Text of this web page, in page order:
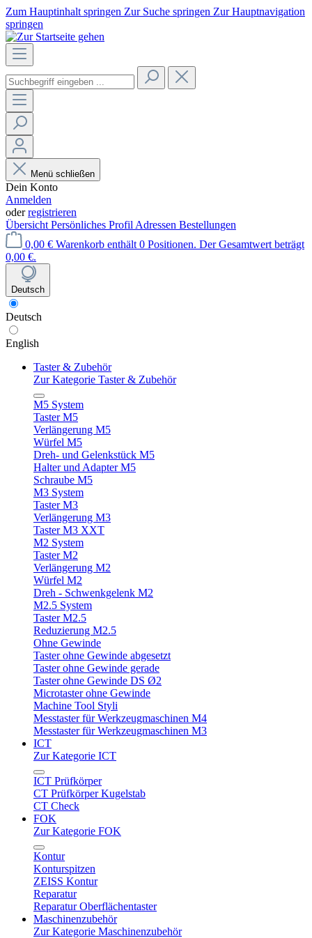
Zum Hauptinhalt springen Zur Suche springen Zur Hauptnavigation
springen
Menü schließen
Dein Konto
Anmelden
oderregistrieren
Übersicht Persönliches Profil Adressen Bestellungen
0,00 € Warenkorb enthält 0 Positionen. Der Gesamtwert beträgt
0,00 €.
Deutsch
Deutsch
English
Taster & Zubehör
Zur Kategorie Taster & Zubehör
M5 System
Taster M5
Verlängerung M5
Würfel M5
Dreh- und Gelenkstück M5
Halter und Adapter M5
Schraube M5
M3 System
Taster M3
Verlängerung M3
Taster M3 XXT
M2 System
Taster M2
Verlängerung M2
Würfel M2
Dreh - Schwenkgelenk M2
M2.5 System
Taster M2.5
Reduzierung M2.5
Ohne Gewinde
Taster ohne Gewinde abgesetzt
Taster ohne Gewinde gerade
Taster ohne Gewinde DS Ø2
Microtaster ohne Gewinde
Machine Tool Styli
Messtaster für Werkzeugmaschinen M4
Messtaster für Werkzeugmaschinen M3
ICT
Zur Kategorie ICT
ICT Prüfkörper
CT Prüfkörper Kugelstab
CT Check
FOK
Zur Kategorie FOK
Kontur
Konturspitzen
ZEISS Kontur
Reparatur
Reparatur Oberflächentaster
Maschinenzubehör
Zur Kategorie Maschinenzubehör